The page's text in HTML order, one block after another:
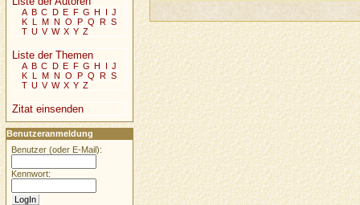
A B C D E F G H I J
K L M N O P Q R S
T U V W X Y Z
Liste der Themen
A B C D E F G H I J
K L M N O P Q R S
T U V W X Y Z
Zitat einsenden
Benutzeranmeldung
Benutzer (oder E-Mail):
Kennwort: